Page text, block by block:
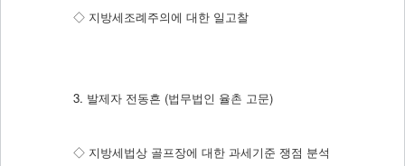
◇ 지방세조례주의에 대한 일고찰
3. 발제자 전동흔 (법무법인 율촌 고문)
◇ 지방세법상 골프장에 대한 과세기준 쟁점 분석